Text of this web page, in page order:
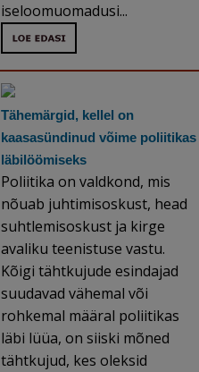
iseloomuomadusi...
Tähemärgid, kellel on
kaasasündinud võime poliitikas
läbilöömiseks
Poliitika on valdkond, mis
nõuab juhtimisoskust, head
suhtlemisoskust ja kirge
avaliku teenistuse vastu.
Kõigi tähtkujude esindajad
suudavad vähemal või
rohkemal määral poliitikas
läbi lüüa, on siiski mõned
tähtkujud, kes oleksid